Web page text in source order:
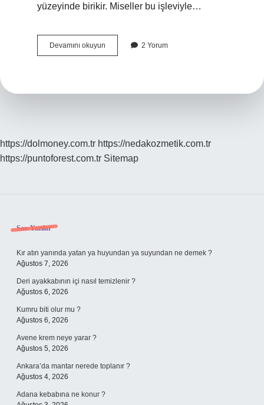
yüzeyinde birikir. Miseller bu işleviyle…
Devamını okuyun
Temizler
2 Yorum
https://dolmoney.com.tr https://nedakozmetik.com.tr
https://puntoforest.com.tr Sitemap
Sidebar
Son Yazılar
Kır atın yanında yatan ya huyundan ya suyundan ne demek ?
Ağustos 7, 2026
Deri ayakkabının içi nasıl temizlenir ?
Ağustos 6, 2026
Kumru biti olur mu ?
Ağustos 6, 2026
Avene krem neye yarar ?
Ağustos 5, 2026
Ankara’da mantar nerede toplanır ?
Ağustos 4, 2026
Adana kebabına ne konur ?